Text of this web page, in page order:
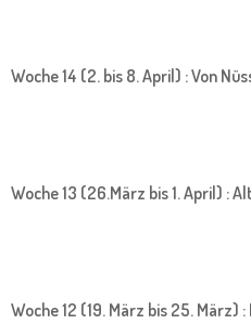
Woche 14 (2. bis 8. April) : Von
Woche 13 (26.März bis 1. April) :
Woche 12 (19. März bis 25. März)